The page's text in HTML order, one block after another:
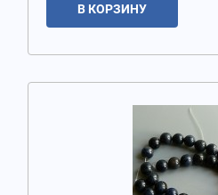
В КОРЗИНУ